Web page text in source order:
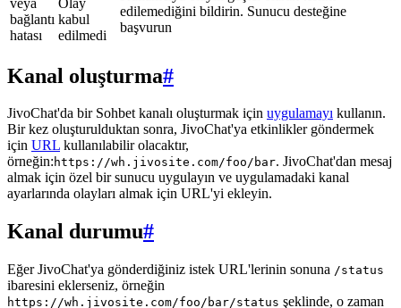
bağlantı
hatası
kabul
edilmedi
edilemediğini bildirin. Sunucu desteğine
başvurun
Kanal oluşturma#
JivoChat'da bir Sohbet kanalı oluşturmak için uygulamayı kullanın.
Bir kez oluşturulduktan sonra, JivoChat'ya etkinlikler göndermek
için URL kullanılabilir olacaktır,
örneğin: https://wh.jivosite.com/foo/bar. JivoChat'dan mesaj
almak için özel bir sunucu uygulayın ve uygulamadaki kanal
ayarlarında olayları almak için URL'yi ekleyin.
Kanal durumu#
Eğer JivoChat'ya gönderdiğiniz istek URL'lerinin sonuna /status
ibaresini eklerseniz, örneğin
https://wh.jivosite.com/foo/bar/status şeklinde, o zaman